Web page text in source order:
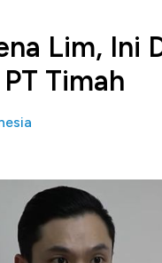
Lim, Ini
Timah